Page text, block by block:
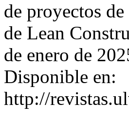
de proyectos
de Lean
de enero de
Disponible en:
http://